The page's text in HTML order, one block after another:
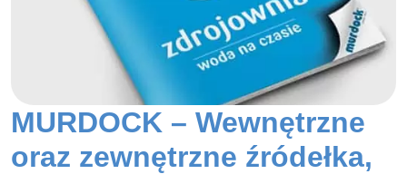
MURDOCK – Wewnętrzne
oraz zewnętrzne źródełka,